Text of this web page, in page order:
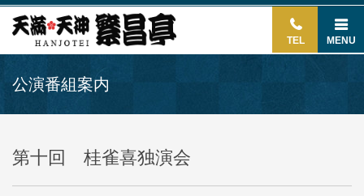
TEL MENU
公演番組案内
第十回 桂雀喜独演会